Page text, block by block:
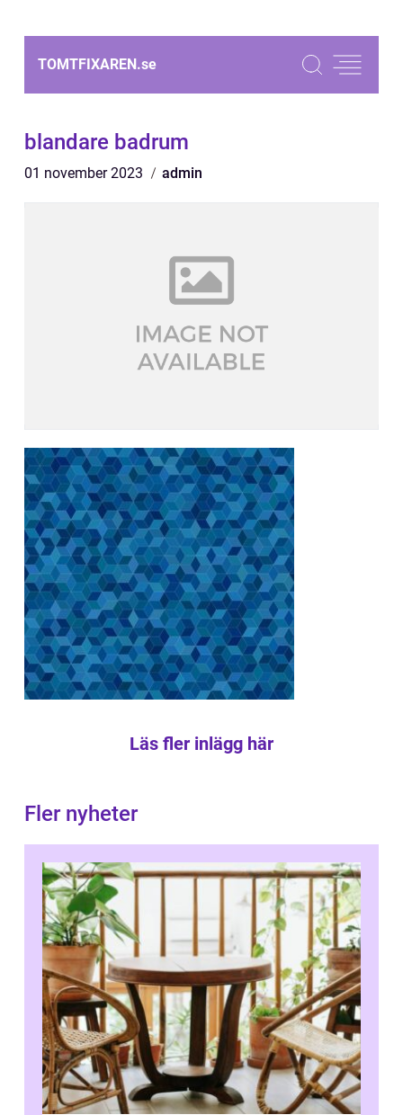
TOMTFIXAREN.se
blandare badrum
01 november 2023 admin
Läs fler inlägg här
Fler nyheter